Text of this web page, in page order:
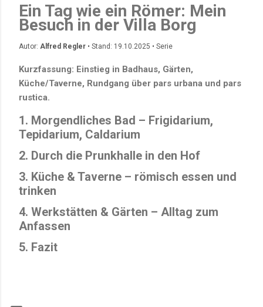
Ein Tag wie ein Römer: Mein
Besuch in der Villa Borg
Autor: Alfred Regler • Stand: 19.10.2025 • Serie
Kurzfassung: Einstieg in Badhaus, Gärten,
Küche/Taverne, Rundgang über pars urbana und pars
rustica.
1. Morgendliches Bad – Frigidarium,
Tepidarium, Caldarium
2. Durch die Prunkhalle in den Hof
3. Küche & Taverne – römisch essen und
trinken
4. Werkstätten & Gärten – Alltag zum
Anfassen
5. Fazit